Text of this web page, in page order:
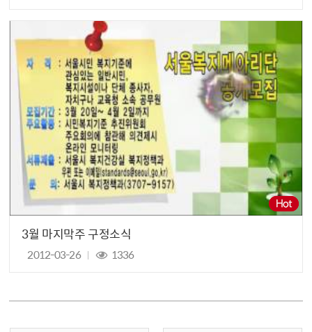
3월 마지막주 구정소식
2012-03-26 1336